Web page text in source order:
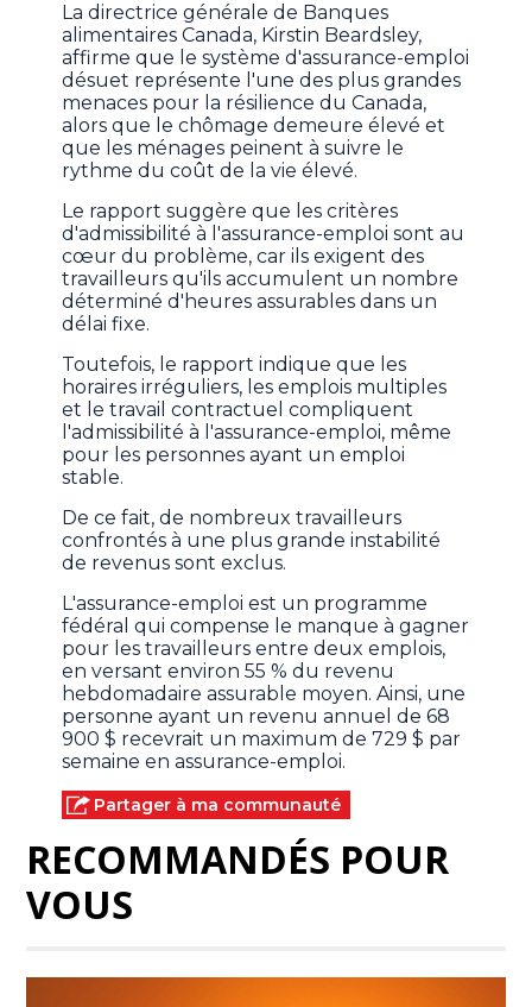
La directrice générale de Banques
alimentaires Canada, Kirstin Beardsley,
affirme que le système d'assurance-emploi
désuet représente l'une des plus grandes
menaces pour la résilience du Canada,
alors que le chômage demeure élevé et
que les ménages peinent à suivre le
rythme du coût de la vie élevé.
Le rapport suggère que les critères
d'admissibilité à l'assurance-emploi sont au
cœur du problème, car ils exigent des
travailleurs qu'ils accumulent un nombre
déterminé d'heures assurables dans un
délai fixe.
Toutefois, le rapport indique que les
horaires irréguliers, les emplois multiples
et le travail contractuel compliquent
l'admissibilité à l'assurance-emploi, même
pour les personnes ayant un emploi
stable.
De ce fait, de nombreux travailleurs
confrontés à une plus grande instabilité
de revenus sont exclus.
L'assurance-emploi est un programme
fédéral qui compense le manque à gagner
pour les travailleurs entre deux emplois,
en versant environ 55 % du revenu
hebdomadaire assurable moyen. Ainsi, une
personne ayant un revenu annuel de 68
900 $ recevrait un maximum de 729 $ par
semaine en assurance-emploi.
Partager à ma communauté
RECOMMANDÉS POUR
VOUS